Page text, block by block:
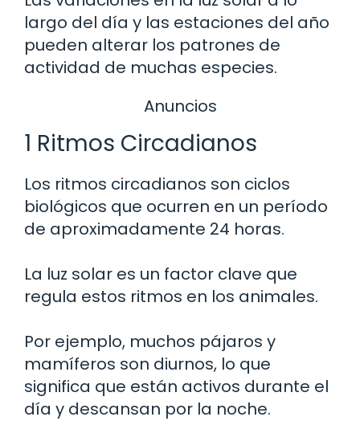
largo del día y las estaciones del año
pueden alterar los patrones de
actividad de muchas especies.
Anuncios
1 Ritmos Circadianos
Los ritmos circadianos son ciclos
biológicos que ocurren en un período
de aproximadamente 24 horas.
La luz solar es un factor clave que
regula estos ritmos en los animales.
Por ejemplo, muchos pájaros y
mamíferos son diurnos, lo que
significa que están activos durante el
día y descansan por la noche.